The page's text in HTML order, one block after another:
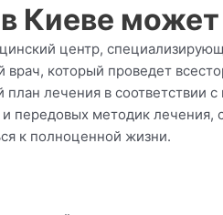
Киеве
центр,
который проведет
план лечения в соответствии
передовых методик лечения,
к полноценной жизни.